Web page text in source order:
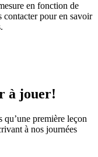
en fonction de
contacter pour en savoir
à jouer!
qu’une première leçon
à nos journées